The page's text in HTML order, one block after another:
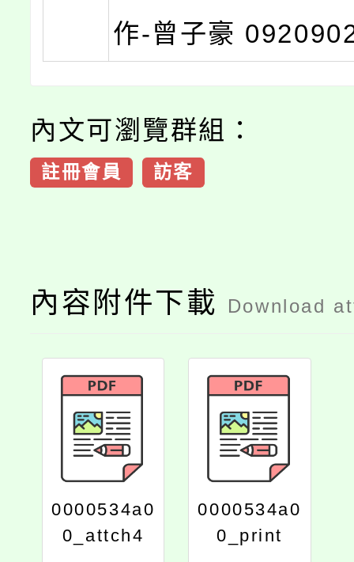
作-曾子豪
內文可瀏覽群組：
註冊會員 訪客
內容附件下載 Download
0000534a0
0_attch4
0000534a0
0_print